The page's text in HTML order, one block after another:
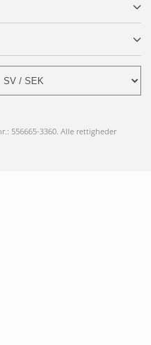
556665-3360. Alle rettigheder